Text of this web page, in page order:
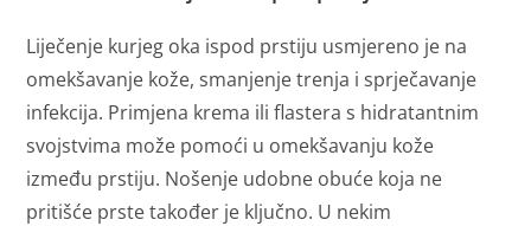
Liječenje kurjeg oka ispod prstiju usmjereno je na
omekšavanje kože, smanjenje trenja i sprječavanje
infekcija. Primjena krema ili flastera s hidratantnim
svojstvima može pomoći u omekšavanju kože
između prstiju. Nošenje udobne obuće koja ne
pritišće prste također je ključno. U nekim